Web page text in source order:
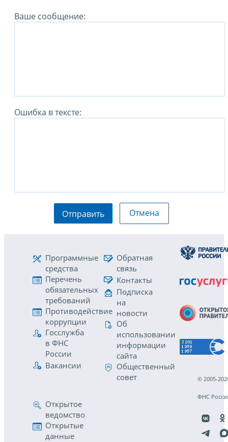
Ваше сообщение:
Ошибка в тексте:
Отправить Отмена
Программные
средства
Перечень
обязательных
требований
Противодействие
коррупции
Госслужба
в ФНС
России
Вакансии
Обратная
связь
Контакты
Подписка
на
новости
Об
использовании
информации
сайта
Общественный
совет
Открытое
ведомство
Открытые
данные
© 2005-
ФНС